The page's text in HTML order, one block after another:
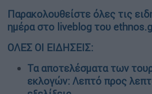
Παρακολουθείστε όλες τις
ημέρα στο liveblog του
ΟΛΕΣ ΟΙ ΕΙΔΗΣΕΙΣ:
Τα αποτελέσματα των
εκλογών: Λεπτό προς